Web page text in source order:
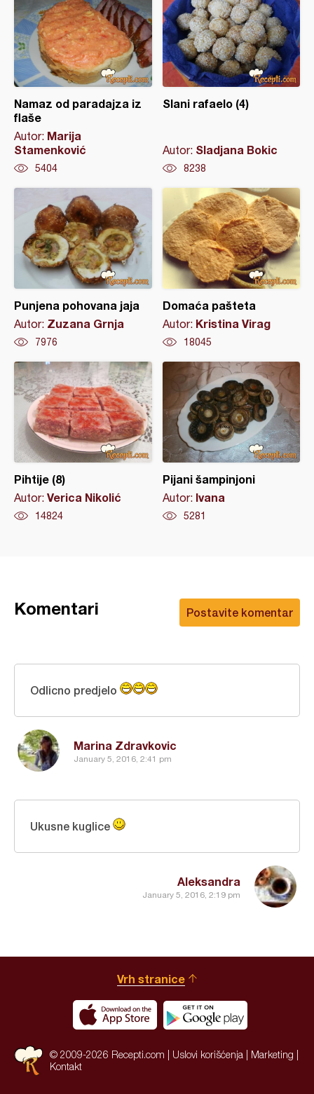
Namaz od paradajza iz
flaše
Autor: Marija
Stamenković
5404
Slani rafaelo (4)
Autor: Sladjana Bokic
8238
Punjena pohovana jaja
Autor: Zuzana Grnja
7976
Domaća pašteta
Autor: Kristina Virag
18045
Pihtije (8)
Autor: Verica Nikolić
14824
Pijani šampinjoni
Autor: Ivana
5281
Postavite komentar
Komentari
Marina Zdravkovic
January 5, 2016, 2:41 pm
Odlicno predjelo
Aleksandra
January 5, 2016, 2:19 pm
Ukusne kuglice
Vrh stranice
© 2009-2026 Recepti.com | Uslovi korišćenja Marketing
Kontakt